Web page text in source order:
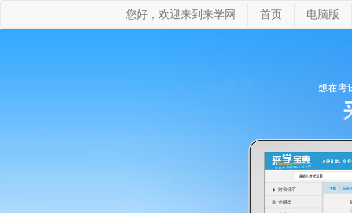
您好，欢迎来到来学网 首页 电脑版